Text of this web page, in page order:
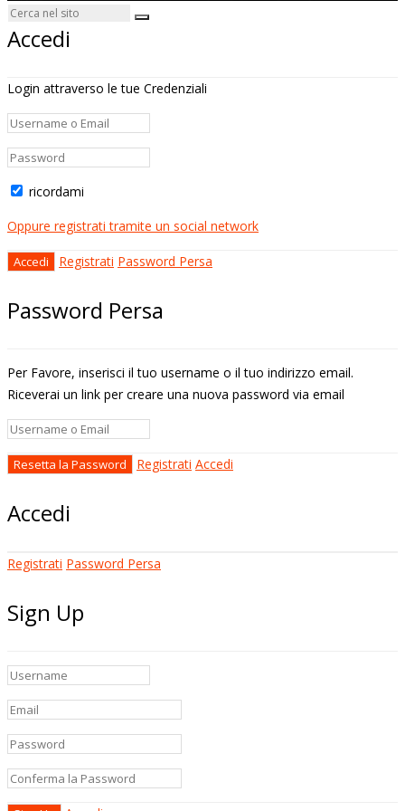
Accedi
Login attraverso le tue Credenziali
ricordami
Oppure registrati tramite un social network
Registrati Password Persa
Password Persa
Per Favore, inserisci il tuo username o il tuo indirizzo email.
Riceverai un link per creare una nuova password via email
Registrati Accedi
Accedi
Registrati Password Persa
Sign Up